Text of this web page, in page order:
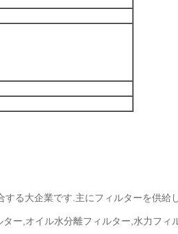
る大企業です.主にフィルターを供給
ー,オイル水分離フィルター,水力フィ